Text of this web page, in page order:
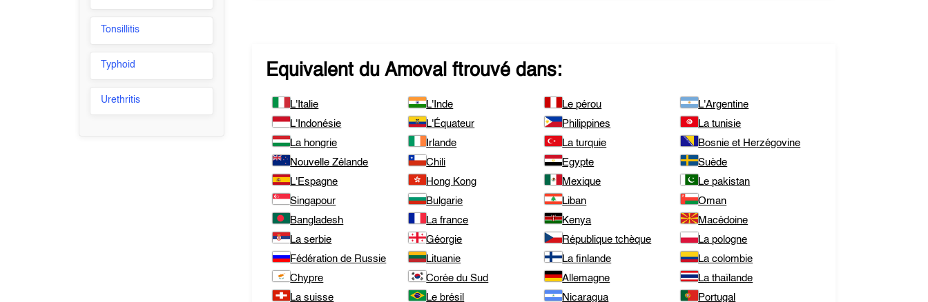
Tonsillitis
Typhoid
Urethritis
Equivalent duAmoval ftrouvé dans:
L'Italie L'Inde Le pérou
L'Argentine
L'Indonésie
L'Équateur Philippines
La tunisie
La hongrie
Irlande La turquie
Bosnie et Herzégovine
Nouvelle Zélande
Chili Egypte
Suède
L'Espagne
Hong Kong Mexique
Le pakistan
Singapour
Bulgarie Liban
Oman
Bangladesh
La france Kenya
Macédoine
La serbie
Géorgie République tchèque
La pologne
Fédération de Russie
Lituanie La finlande
La colombie
Chypre
Corée du Sud Allemagne
La thaïlande
La suisse
Le brésil Nicaragua
Portugal